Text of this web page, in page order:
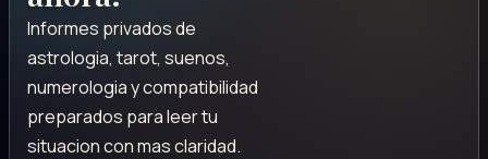
Informes privados de
astrologia, tarot, suenos,
numerologia y compatibilidad
preparados para leer tu
situacion con mas claridad.